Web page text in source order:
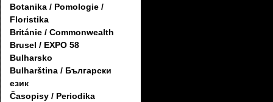
Botanika / Pomologie /
Floristika
Británie / Commonwealth
Brusel / EXPO 58
Bulharsko
Bulharština / Български
език
Časopisy / Periodika